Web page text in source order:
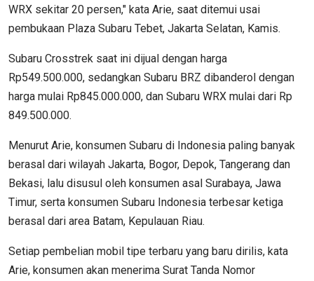
WRX sekitar 20 persen," kata Arie, saat ditemui usai
pembukaan Plaza Subaru Tebet, Jakarta Selatan, Kamis.
Subaru Crosstrek saat ini dijual dengan harga
Rp549.500.000, sedangkan Subaru BRZ dibanderol dengan
harga mulai Rp845.000.000, dan Subaru WRX mulai dari Rp
849.500.000.
Menurut Arie, konsumen Subaru di Indonesia paling banyak
berasal dari wilayah Jakarta, Bogor, Depok, Tangerang dan
Bekasi, lalu disusul oleh konsumen asal Surabaya, Jawa
Timur, serta konsumen Subaru Indonesia terbesar ketiga
berasal dari area Batam, Kepulauan Riau.
Setiap pembelian mobil tipe terbaru yang baru dirilis, kata
Arie, konsumen akan menerima Surat Tanda Nomor